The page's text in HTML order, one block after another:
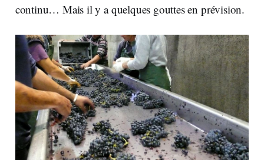
continu… Mais il y a quelques gouttes en prévision.